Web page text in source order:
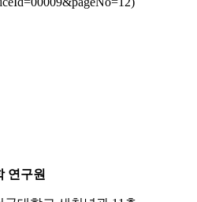
연구원